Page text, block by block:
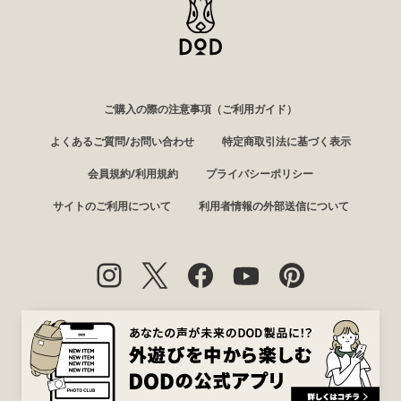
ご購入の際の注意事項（ご利用ガイド）
よくあるご質問/お問い合わせ 特定商取引法に基づく表示
会員規約/利用規約 プライバシーポリシー
サイトのご利用について 利用者情報の外部送信について